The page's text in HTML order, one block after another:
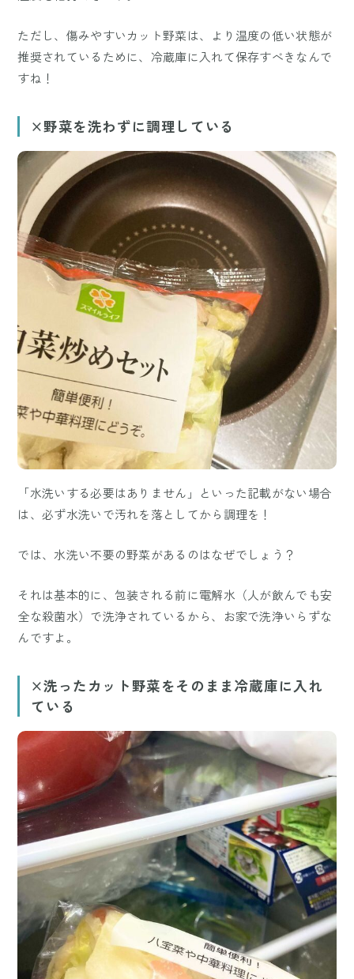
ただし、傷みやすいカット野菜は、より温度の低い状態が
推奨されているために、冷蔵庫に入れて保存すべきなんで
すね！
×野菜を洗わずに調理している
「水洗いする必要はありません」といった記載がない場合
は、必ず水洗いで汚れを落としてから調理を！
では、水洗い不要の野菜があるのはなぜでしょう？
それは基本的に、包装される前に電解水（人が飲んでも安
全な殺菌水）で洗浄されているから、お家で洗浄いらずな
んですよ。
×洗ったカット野菜をそのまま冷蔵庫に入れ
ている